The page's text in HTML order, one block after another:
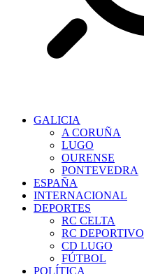
GALICIA
A CORUÑA
LUGO
OURENSE
PONTEVEDRA
ESPAÑA
INTERNACIONAL
DEPORTES
RC CELTA
RC DEPORTIVO
CD LUGO
FÚTBOL
POLÍTICA